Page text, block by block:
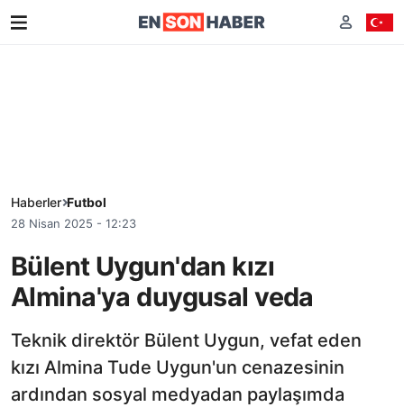
Haberler Futbol
28 Nisan 2025 - 12:23
Bülent Uygun'dan kızı
Almina'ya duygusal veda
Teknik direktör Bülent Uygun, vefat eden
kızı Almina Tude Uygun'un cenazesinin
ardından sosyal medyadan paylaşımda